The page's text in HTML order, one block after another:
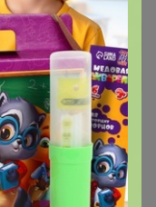
5
С.